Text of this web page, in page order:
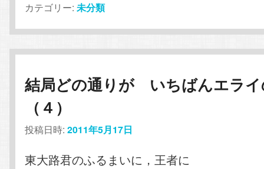
カテゴリー: 未分類
結局どの通りが いちばんエラ
（４）
投稿日時:2011年5月17日
東大路君のふるまいに，王者に